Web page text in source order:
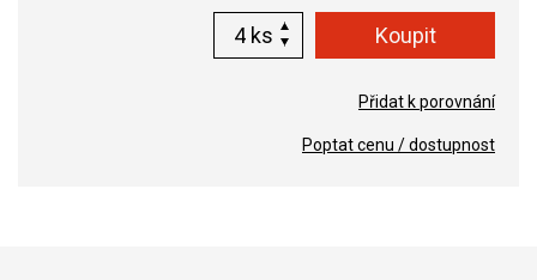
ks
Přidat k porovnání
Poptat cenu / dostupnost